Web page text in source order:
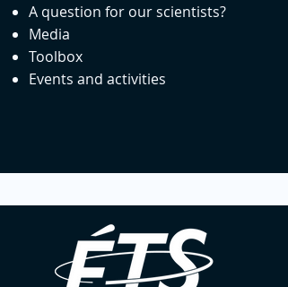
A question for our scientists?
Media
Toolbox
Events and activities